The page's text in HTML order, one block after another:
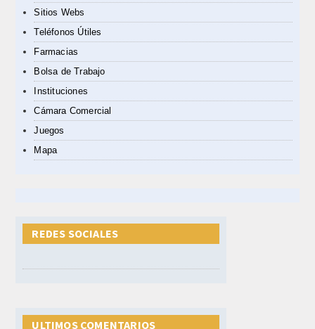
Sitios Webs
Teléfonos Útiles
Farmacias
Bolsa de Trabajo
Instituciones
Cámara Comercial
Juegos
Mapa
REDES SOCIALES
ULTIMOS COMENTARIOS